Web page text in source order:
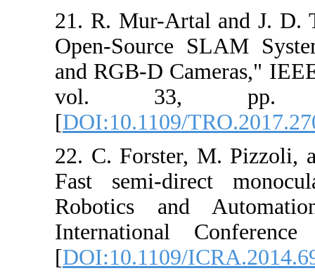
21. R. Mur-
Open-Source
and RGB-D
vol. 33,
[DOI:10.1109/
22. C. Forster,
Fast semi-
Robotics
International
[DOI:10.1109/